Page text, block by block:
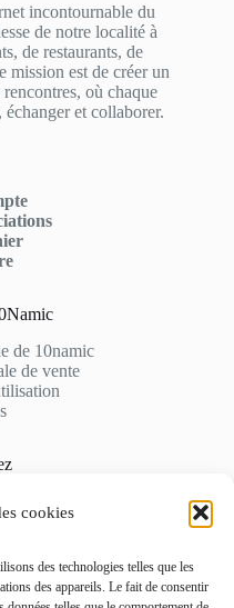
cookies
des technologies telles que les
des appareils. Le fait de consentir
incontournable du
de notre localité à
de restaurants, de
mission est de créer un
où chaque
et collaborer.
de 10namic
de vente
PUBLIER
51 02